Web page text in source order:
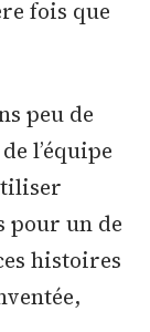
fois que
peu de
l’équipe
pour un de
histoires